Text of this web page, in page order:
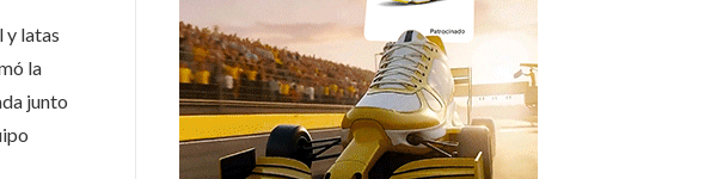
y latas
la
junto